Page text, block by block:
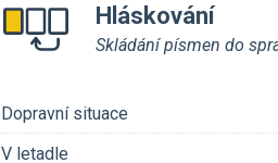
Hláskování
Skládání písmen do
Dopravní situace
V letadle